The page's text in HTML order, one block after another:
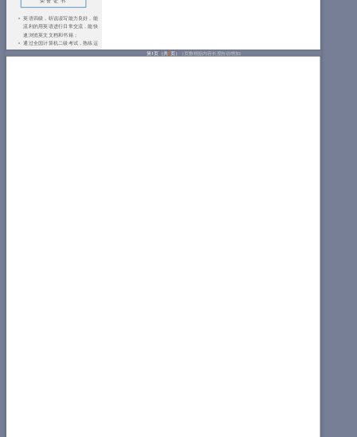
英语四级，听说读写能力良好，能
流利的用英语进行日常交流，能快
速浏览英文文档和书籍；
通过全国计算机二级考试，熟练运
第1页（共2页） （页数根据内容长度自动增加）